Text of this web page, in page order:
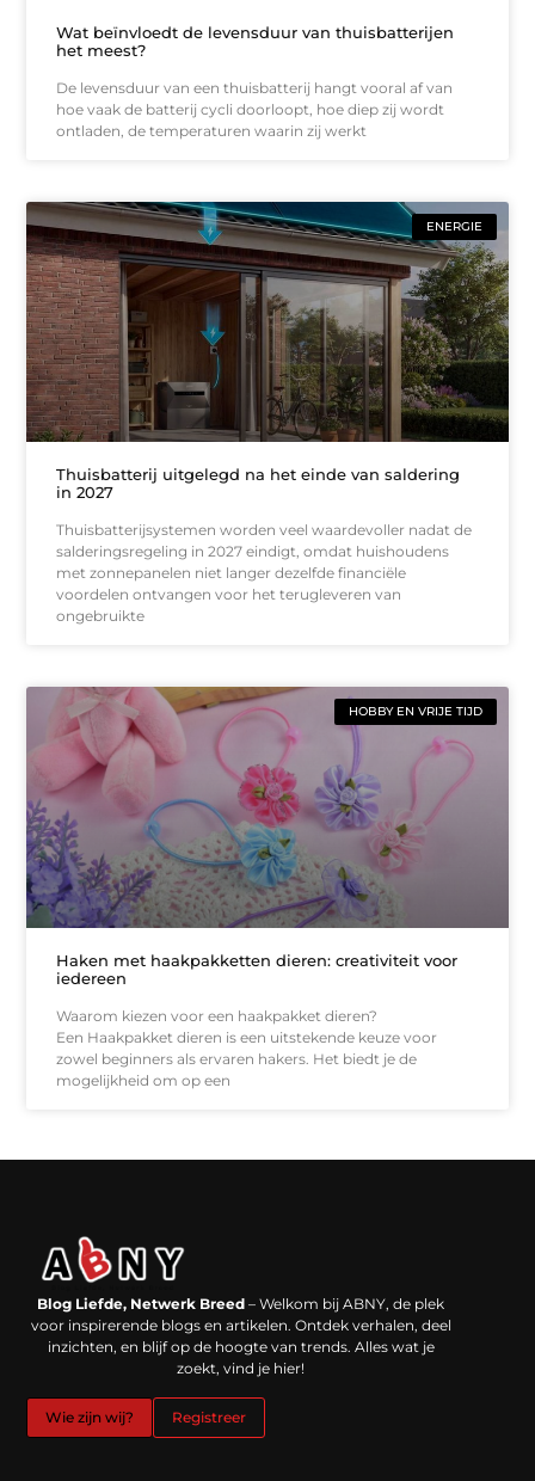
Wat beïnvloedt de levensduur van thuisbatterijen
het meest?
De levensduur van een thuisbatterij hangt vooral af van
hoe vaak de batterij cycli doorloopt, hoe diep zij wordt
ontladen, de temperaturen waarin zij werkt
ENERGIE
Thuisbatterij uitgelegd na het einde van saldering
in 2027
Thuisbatterijsystemen worden veel waardevoller nadat de
salderingsregeling in 2027 eindigt, omdat huishoudens
met zonnepanelen niet langer dezelfde financiële
voordelen ontvangen voor het terugleveren van
ongebruikte
HOBBY EN VRIJE TIJD
Haken met haakpakketten dieren: creativiteit voor
iedereen
Waarom kiezen voor een haakpakket dieren?
Een Haakpakket dieren is een uitstekende keuze voor
zowel beginners als ervaren hakers. Het biedt je de
mogelijkheid om op een
Blog Liefde, Netwerk Breed – Welkom bij ABNY, de plek
voor inspirerende blogs en artikelen. Ontdek verhalen, deel
inzichten, en blijf op de hoogte van trends. Alles wat je
zoekt, vind je hier!
Wie zijn wij? Registreer